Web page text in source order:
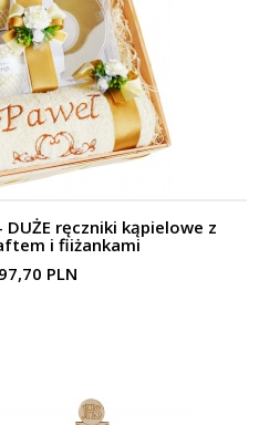
ręczniki kąpielowe z
i fiiżankami
PLN